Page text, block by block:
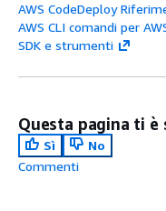
AWS CodeDeploy
AWS CLI comandi per
SDK e strumenti
Questa pagina ti è
Sì
No
Commenti